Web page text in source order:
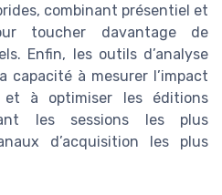
combinant présentiel et
toucher davantage de
Enfin, les outils d’analyse
capacité à mesurer l’impact
et à optimiser les éditions
les sessions les plus
d’acquisition les plus